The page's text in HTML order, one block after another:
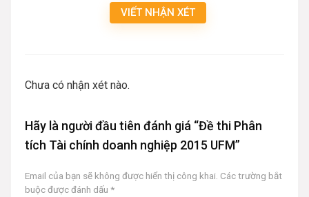
VIẾT NHẬN XÉT
Chưa có nhận xét nào.
Hãy là người đầu tiên đánh giá “Đề thi Phân
tích Tài chính doanh nghiệp 2015 UFM”
Email của bạn sẽ không được hiển thị công khai. Các trường bắt
buộc được đánh dấu *